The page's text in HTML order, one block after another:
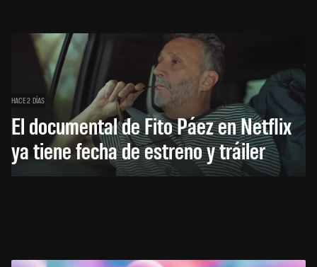
HACE 2 DÍAS
El documental de Fito Páez en Netflix
ya tiene fecha de estreno y tráiler